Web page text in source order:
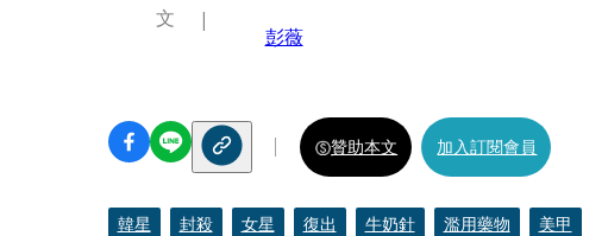
文
彭薇
贊助本文 加入訂閱會員
韓星 封殺 女星 復出 牛奶針 濫用藥物 美甲